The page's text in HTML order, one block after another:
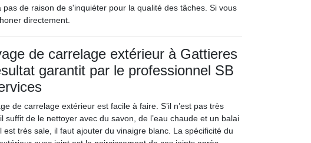
de raison de s'inquiéter pour la qualité des tâches. Si vous
directement.
de carrelage extérieur à Gattieres
garantit par le professionnel SB
de carrelage extérieur est facile à faire. S’il n’est pas très
suffit de le nettoyer avec du savon, de l’eau chaude et un balai
est très sale, il faut ajouter du vinaigre blanc. La spécificité du